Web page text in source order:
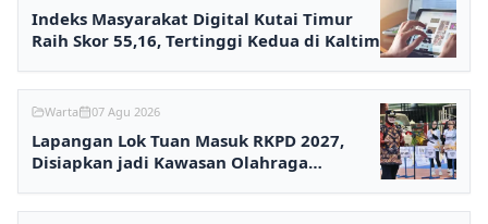
Indeks Masyarakat Digital Kutai Timur
Raih Skor 55,16, Tertinggi Kedua di Kaltim
Warta 07 Agu 2026
Lapangan Lok Tuan Masuk RKPD 2027,
Disiapkan jadi Kawasan Olahraga